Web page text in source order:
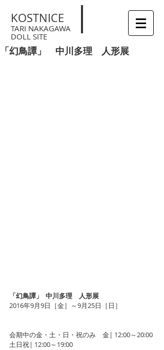
KOSTNICE
TARI NAKAGAWA
DOLL SITE
「幻鳥譚」 中川多理 人形展
「幻鳥譚」  中川多理　人形展
2016年9月9日［金］～9月25日［日］
会期中の金・土・日・祝のみ　金| 12:00～20:00
土日祝| 12:00～19:00